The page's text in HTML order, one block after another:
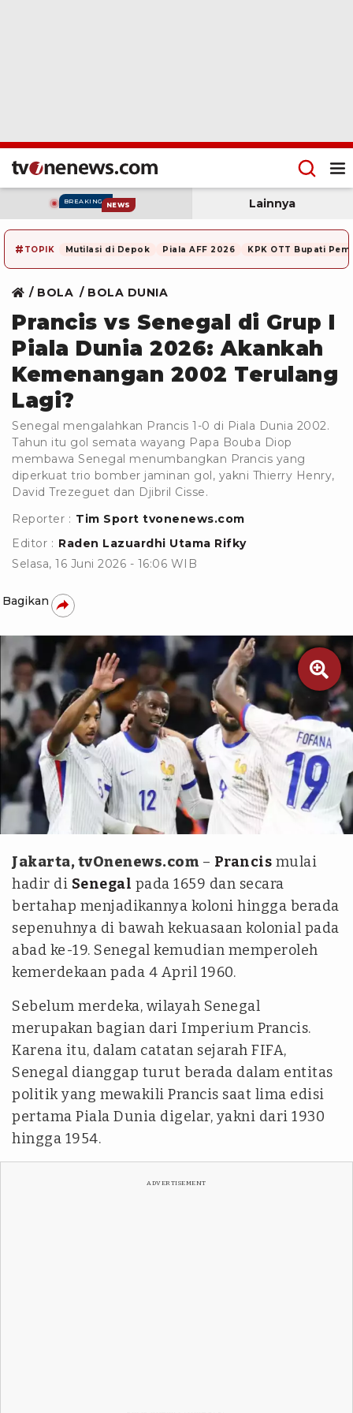
BREAKING NEWS Lainnya
# TOPIK Mutilasi di Depok Piala AFF 2026 KPK OTT Bupati
BOLA BOLA DUNIA
Prancis vs Senegal di Grup I
Piala Dunia 2026: Akankah
Kemenangan 2002 Terulang
Lagi?
Senegal mengalahkan Prancis 1-0 di Piala Dunia 2002.
Tahun itu gol semata wayang Papa Bouba Diop
membawa Senegal menumbangkan Prancis yang
diperkuat trio bomber jaminan gol, yakni Thierry Henry,
David Trezeguet dan Djibril Cisse.
Reporter : Tim Sport tvonenews.com
Editor : Raden Lazuardhi Utama Rifky
Selasa, 16 Juni 2026 - 16:06 WIB
Bagikan

FFF
Jakarta, tvOnenews.com – Prancis mulai
hadir di Senegal pada 1659 dan secara
bertahap menjadikannya koloni hingga berada
sepenuhnya di bawah kekuasaan kolonial pada
abad ke-19. Senegal kemudian memperoleh
kemerdekaan pada 4 April 1960.
Sebelum merdeka, wilayah Senegal
merupakan bagian dari Imperium Prancis.
Karena itu, dalam catatan sejarah FIFA,
Senegal dianggap turut berada dalam entitas
politik yang mewakili Prancis saat lima edisi
pertama Piala Dunia digelar, yakni dari 1930
hingga 1954.
ADVERTISEMENT